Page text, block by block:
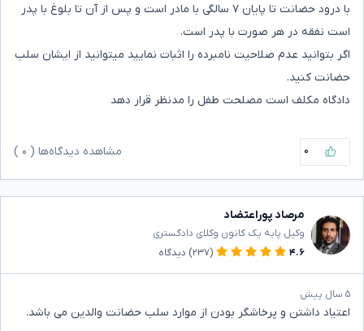
با درود حضانت تا پایان ۷ سالگی با مادر است و پس از آن تا بلوغ با پدر
است نفقه در هر صورت با پدر است.
اگر بتوانید عدم صلاحیت نامبرده را اثبات نمایید میتوانید از ایشان سلب
حضانت کنید.
دادگاه مکلف است مصلحت طفل را مدنظر قرار دهد
۰ مشاهده دیدگاه‌ها ( ۰
مرصاد پوراعتضاد
وکیل پایه یک کانون وکلای دادگستری
۴.۶
(۲۳۷) دیدگاه
۵ سال پیش
اعتیاد داشتن و پرخاشگر بودن از موارد سلب حضانت والدین می باشد.